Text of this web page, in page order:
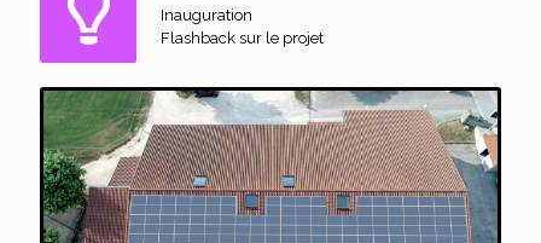
Inauguration
Flashback sur le projet